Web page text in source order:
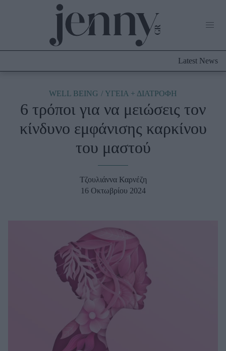
Culture
Fashion
Shopping
Beauty - Ομορφιά
Well being
Latest News
WELL BEING ΥΓΕΙΑ + ΔΙΑΤΡΟΦΗ
6 τρόποι για να μειώσεις τον
κίνδυνο εμφάνισης καρκίνου
του μαστού
Τζουλιάννα Καρνέζη
16 Οκτωβρίου 2024